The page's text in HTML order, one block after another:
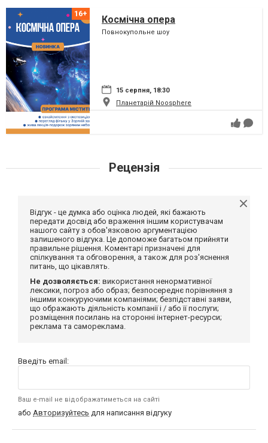
Космічна опера
Повнокупольне шоу
15 серпня, 18:30
Планетарій Noosphere
Рецензія
Відгук - це думка або оцінка людей, які бажають
передати досвід або враження іншим користувачам
нашого сайту з обов'язковою аргументацією
залишеного відгука. Це допоможе багатьом прийняти
правильне рішення. Коментарі призначені для
спілкування та обговорення, а також для роз'яснення
питань, що цікавлять.
Не дозволяється: використання ненормативної
лексики, погроз або образ; безпосереднє порівняння з
іншими конкуруючими компаніями; безпідставні заяви,
що ображають діяльність компанії і / або її послуги;
розміщення посилань на сторонні інтернет-ресурси;
реклама та самореклама.
Введіть email:
Ваш e-mail не відображатиметься на сайті
або Авторизуйтесь для написання відгуку